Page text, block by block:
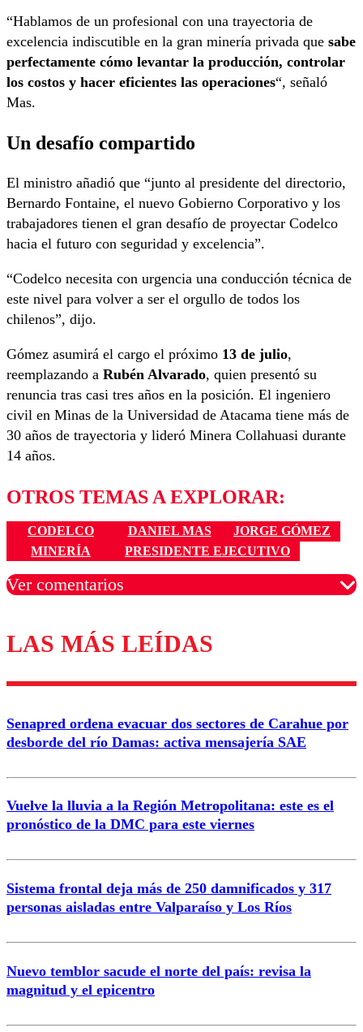
“Hablamos de un profesional con una trayectoria de
excelencia indiscutible en la gran minería privada que sabe
perfectamente cómo levantar la producción, controlar
los costos y hacer eficientes las operaciones“, señaló
Mas.
Un desafío compartido
El ministro añadió que “junto al presidente del directorio,
Bernardo Fontaine, el nuevo Gobierno Corporativo y los
trabajadores tienen el gran desafío de proyectar Codelco
hacia el futuro con seguridad y excelencia”.
“Codelco necesita con urgencia una conducción técnica de
este nivel para volver a ser el orgullo de todos los
chilenos”, dijo.
Gómez asumirá el cargo el próximo 13 de julio,
reemplazando a Rubén Alvarado, quien presentó su
renuncia tras casi tres años en la posición. El ingeniero
civil en Minas de la Universidad de Atacama tiene más de
30 años de trayectoria y lideró Minera Collahuasi durante
14 años.
OTROS TEMAS A EXPLORAR:
CODELCO DANIEL MAS
JORGE GÓMEZ
MINERÍA
PRESIDENTE EJECUTIVO
Ver comentarios
Los comentarios son moderados para garantizar un
diálogo respetuoso.
Correo
Enviar comentario
LAS MÁS LEÍDAS
Senapred ordena evacuar dos sectores de Carahue por
desborde del río Damas: activa mensajería SAE
Vuelve la lluvia a la Región Metropolitana: este es el
pronóstico de la DMC para este viernes
Sistema frontal deja más de 250 damnificados y 317
personas aisladas entre Valparaíso y Los Ríos
Nuevo temblor sacude el norte del país: revisa la
magnitud y el epicentro